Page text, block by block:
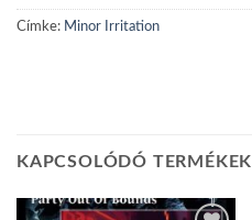
Címke: Minor Irritation
KAPCSOLÓDÓ TERMÉKEK